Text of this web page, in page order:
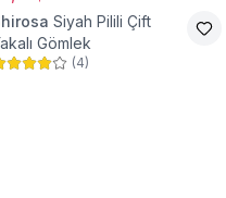
Siyah Pilili Çift
Gömlek
(4)